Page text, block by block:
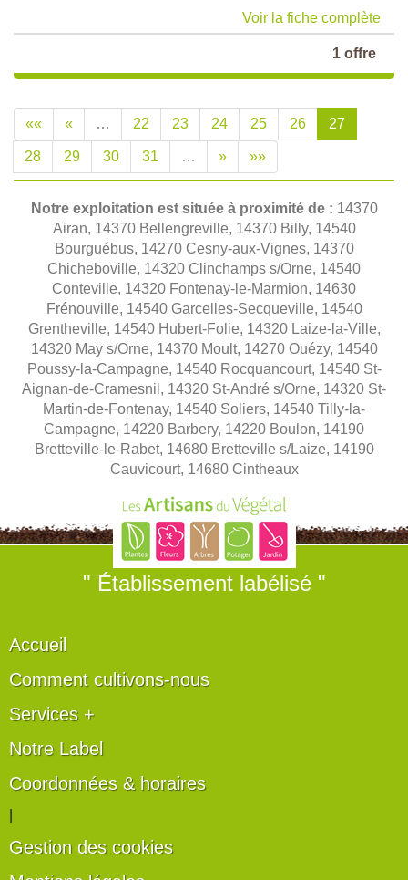
Voir la fiche complète
1 offre
«« « … 22 23 24 25 26 27
28 29 30 31 … » »»
Notre exploitation est située à proximité de : 14370
Airan, 14370 Bellengreville, 14370 Billy, 14540
Bourguébus, 14270 Cesny-aux-Vignes, 14370
Chicheboville, 14320 Clinchamps s/Orne, 14540
Conteville, 14320 Fontenay-le-Marmion, 14630
Frénouville, 14540 Garcelles-Secqueville, 14540
Grentheville, 14540 Hubert-Folie, 14320 Laize-la-Ville,
14320 May s/Orne, 14370 Moult, 14270 Ouézy, 14540
Poussy-la-Campagne, 14540 Rocquancourt, 14540 St-
Aignan-de-Cramesnil, 14320 St-André s/Orne, 14320 St-
Martin-de-Fontenay, 14540 Soliers, 14540 Tilly-la-
Campagne, 14220 Barbery, 14220 Boulon, 14190
Bretteville-le-Rabet, 14680 Bretteville s/Laize, 14190
Cauvicourt, 14680 Cintheaux
" Établissement labélisé "
Accueil
Comment cultivons-nous
Services +
Notre Label
Coordonnées & horaires
Gestion des cookies